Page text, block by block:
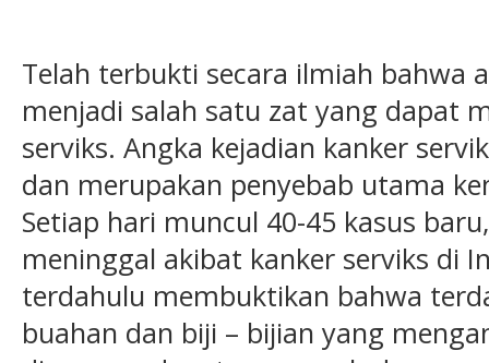
Telah terbukti secara ilmiah bahwa
menjadi salah satu zat yang dapat
serviks. Angka kejadian kanker
dan merupakan penyebab utama
Setiap hari muncul 40-45 kasus
meninggal akibat kanker serviks di
terdahulu membuktikan bahwa
buahan dan biji – bijian yang